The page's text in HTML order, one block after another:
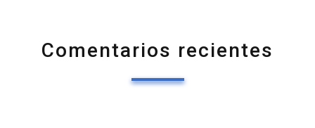
Comentarios recientes